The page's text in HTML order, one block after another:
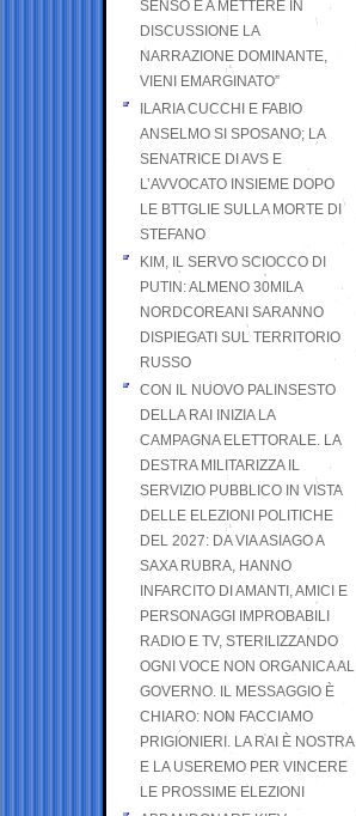
SENSO E A METTERE IN
DISCUSSIONE LA
NARRAZIONE DOMINANTE,
VIENI EMARGINATO”
ILARIA CUCCHI E FABIO
ANSELMO SI SPOSANO; LA
SENATRICE DI AVS E
L’AVVOCATO INSIEME DOPO
LE BTTGLIE SULLA MORTE DI
STEFANO
KIM, IL SERVO SCIOCCO DI
PUTIN: ALMENO 30MILA
NORDCOREANI SARANNO
DISPIEGATI SUL TERRITORIO
RUSSO
CON IL NUOVO PALINSESTO
DELLA RAI INIZIA LA
CAMPAGNA ELETTORALE. LA
DESTRA MILITARIZZA IL
SERVIZIO PUBBLICO IN VISTA
DELLE ELEZIONI POLITICHE
DEL 2027: DA VIA ASIAGO A
SAXA RUBRA, HANNO
INFARCITO DI AMANTI, AMICI E
PERSONAGGI IMPROBABILI
RADIO E TV, STERILIZZANDO
OGNI VOCE NON ORGANICA AL
GOVERNO. IL MESSAGGIO È
CHIARO: NON FACCIAMO
PRIGIONIERI. LA RAI È NOSTRA
E LA USEREMO PER VINCERE
LE PROSSIME ELEZIONI